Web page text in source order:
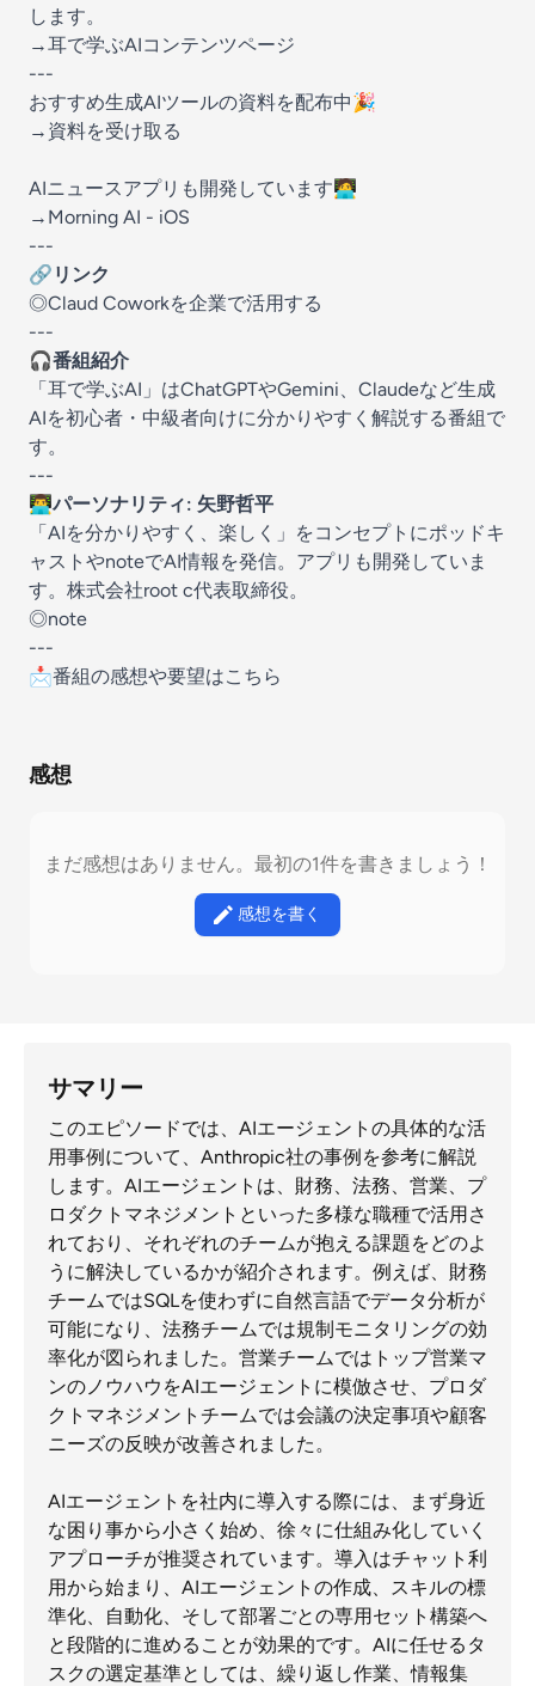
します。
⁠⁠⁠→耳で学ぶAIコンテンツページ⁠⁠⁠
---
おすすめ生成AIツールの資料を配布中🎉
→資料を受け取る
AIニュースアプリも開発しています🧑‍💻
→Morning AI - iOS
---
🔗リンク
◎Claud Coworkを企業で活用する
---
🎧番組紹介
「耳で学ぶAI」はChatGPTやGemini、Claudeなど生成
AIを初心者・中級者向けに分かりやすく解説する番組で
す。
---
👨‍💻パーソナリティ: 矢野哲平
「AIを分かりやすく、楽しく」をコンセプトにポッドキ
ャストやnoteでAI情報を発信。アプリも開発していま
す。株式会社root c代表取締役。⁠
◎note
---
📩番組の感想や要望はこちら
感想
まだ感想はありません。最初の1件を書きましょう！
感想を書く
サマリー
このエピソードでは、AIエージェントの具体的な活
用事例について、Anthropic社の事例を参考に解説
します。AIエージェントは、財務、法務、営業、プ
ロダクトマネジメントといった多様な職種で活用さ
れており、それぞれのチームが抱える課題をどのよ
うに解決しているかが紹介されます。例えば、財務
チームではSQLを使わずに自然言語でデータ分析が
可能になり、法務チームでは規制モニタリングの効
率化が図られました。営業チームではトップ営業マ
ンのノウハウをAIエージェントに模倣させ、プロダ
クトマネジメントチームでは会議の決定事項や顧客
ニーズの反映が改善されました。
AIエージェントを社内に導入する際には、まず身近
な困り事から小さく始め、徐々に仕組み化していく
アプローチが推奨されています。導入はチャット利
用から始まり、AIエージェントの作成、スキルの標
準化、自動化、そして部署ごとの専用セット構築へ
と段階的に進めることが効果的です。AIに任せるタ
スクの選定基準としては、繰り返し作業、情報集